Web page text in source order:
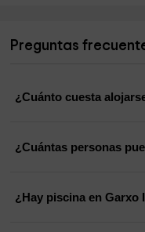
Preguntas
¿Cuánto cuesta
¿Cuántas personas
¿Hay piscina en Garxo